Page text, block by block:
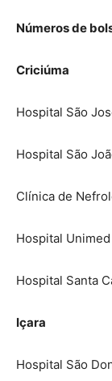
Números de
Criciúma
Hospital São
Hospital São
Clínica de
Hospital Unimed
Hospital Santa
Içara
Hospital São